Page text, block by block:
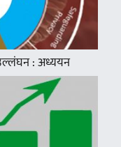
उल्लंघन : अध्ययन